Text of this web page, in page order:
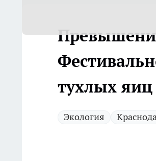
тухлых яиц
Экология